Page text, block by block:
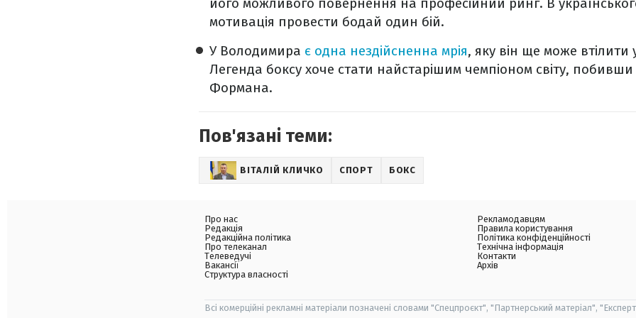
його можливого повернення на професійний ринг. В
мотивація провести бодай один бій.
У Володимира є одна нездійсненна мрія, яку він ще може втілити
Легенда боксу хоче стати найстарішим чемпіоном світу,
Формана.
Пов'язані теми:
ВІТАЛІЙ КЛИЧКО СПОРТ БОКС
Про нас
Редакція
Редакційна політика
Про телеканал
Телеведучі
Вакансії
Структура власності
Рекламодавцям
Правила користування
Політика конфіденційності
Технічна інформація
Контакти
Архів
Всі комерційні рекламні матеріали позначені словами "Спецпроєкт", "Партнерський матеріал",